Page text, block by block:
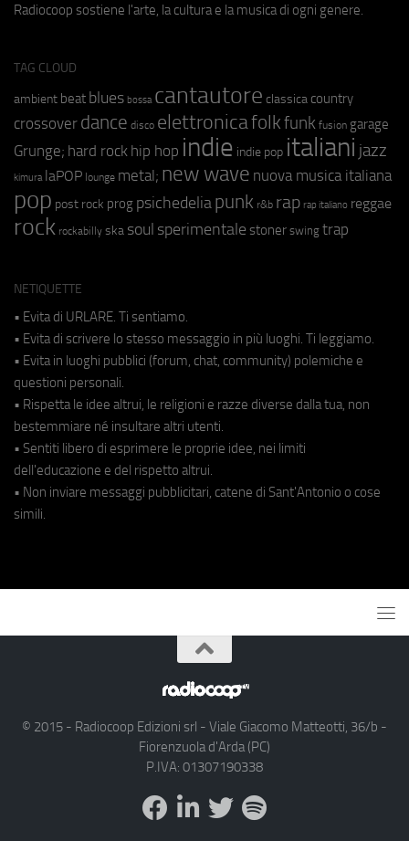
Radiocoop sostiene l'arte, la cultura e la musica di ogni genere.
TAG CLOUD
ambient beat blues bossa cantautore classica country
crossover dance disco elettronicafolkfunk fusion garage
Grunge; hard rock hip hop indie indie pop italiani jazz
kimura laPOP lounge metal; new wave nuova musica italiana
pop post rock prog psichedeliapunk r&b rap rap italiano reggae
rock rockabilly ska soul sperimentale stoner swing trap
NETIQUETTE
• Evita di URLARE. Ti sentiamo.
• Evita di scrivere lo stesso messaggio in più luoghi. Ti leggiamo.
• Evita in luoghi pubblici (forum, chat, community) polemiche e
questioni personali.
• Rispetta le idee altrui, le religioni e razze diverse dalla tua, non
bestemmiare né insultare altri utenti.
• Sentiti libero di esprimere le proprie idee, nei limiti
dell'educazione e del rispetto altrui.
• Non inviare messaggi pubblicitari, catene di Sant'Antonio o cose
simili.
© 2015 - Radiocoop Edizioni srl - Viale Giacomo Matteotti, 36/b -
Fiorenzuola d'Arda (PC)
P.IVA: 01307190338